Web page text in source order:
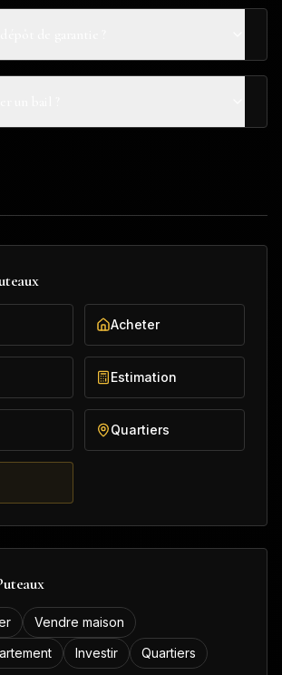
Acheter
Estimation
Quartiers
Vendre maison
Investir
Quartiers